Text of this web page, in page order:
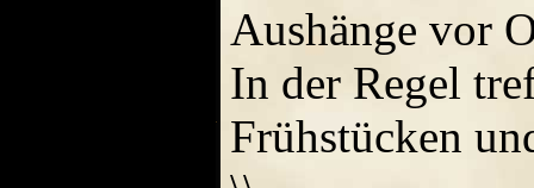
Aushänge vor
In der Regel
Frühstücken